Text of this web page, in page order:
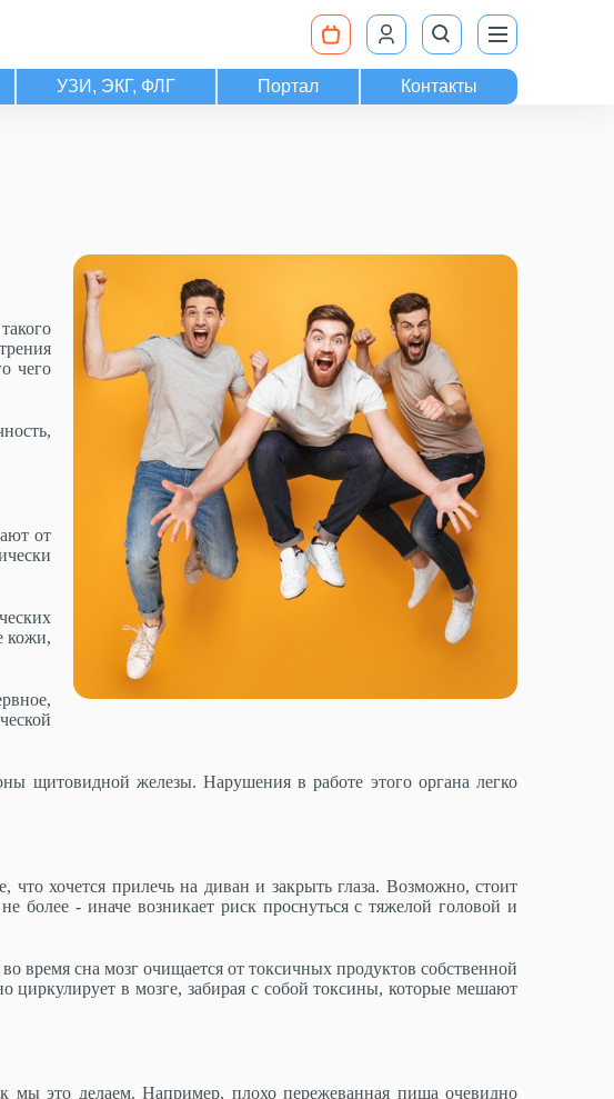
УЗИ, ЭКГ, ФЛГ Портал Контакты
чего
от
кожи,
щитовидной железы. Нарушения в работе этого органа легко
хочется прилечь на диван и закрыть глаза. Возможно, стоит
более - иначе возникает риск проснуться с тяжелой головой и
время сна мозг очищается от токсичных продуктов собственной
циркулирует в мозге, забирая с собой токсины, которые мешают
мы это делаем. Например, плохо пережеванная пища очевидно